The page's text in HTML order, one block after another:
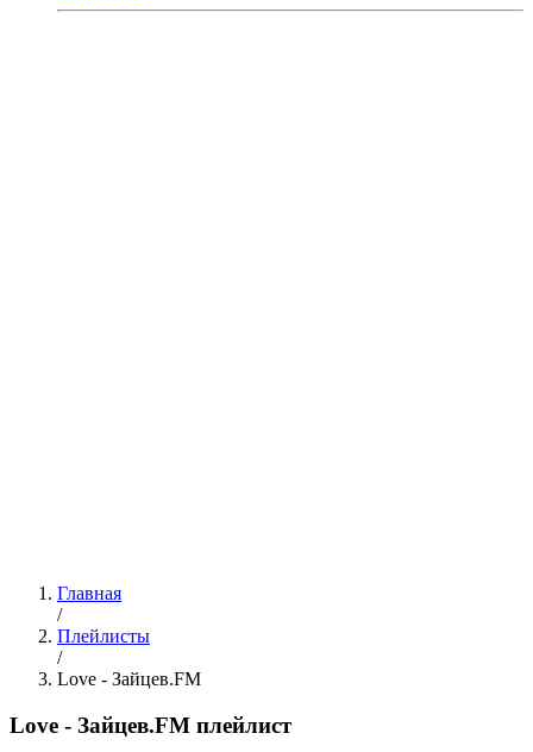
Главная
/
Плейлисты
/
Love - Зайцев.FM
Love - Зайцев.FM плейлист